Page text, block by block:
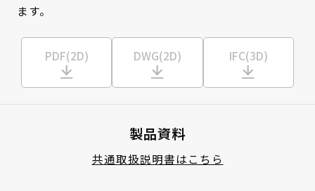
ます。
PDF(2D) DWG(2D) IFC(3D)
製品資料
共通取扱説明書はこちら